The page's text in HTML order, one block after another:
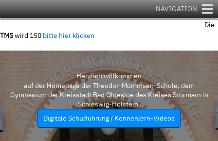
NAVIGATION
Die
TMSwird 150 bitte hier klicken
Herzlich willkommen
auf der Homepage der Theodor-Mommsen-Schule, dem
Gymnasium der Kreisstadt Bad Oldesloe des Kreises Stormarn in
Schleswig-Holstein.
Digitale Schulführung / Kennenlern-Videos